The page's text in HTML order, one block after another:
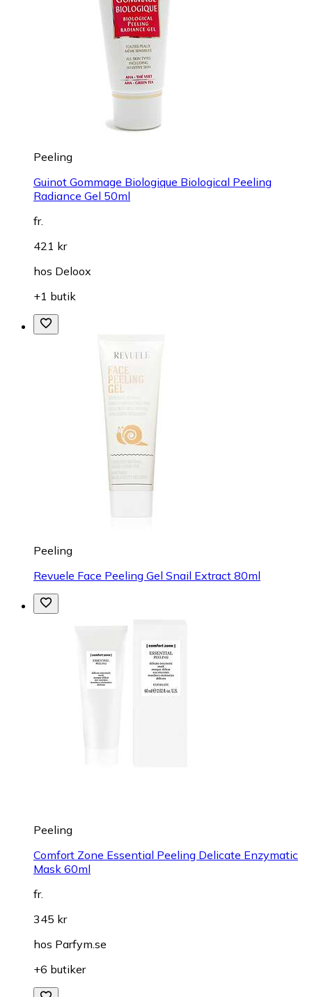
Peeling
Guinot Gommage Biologique Biological Peeling
Radiance Gel 50ml
fr.
421 kr
hos Deloox
+1 butik
Peeling
Revuele Face Peeling Gel Snail Extract 80ml
Peeling
Comfort Zone Essential Peeling Delicate Enzymatic
Mask 60ml
fr.
345 kr
hos Parfym.se
+6 butiker